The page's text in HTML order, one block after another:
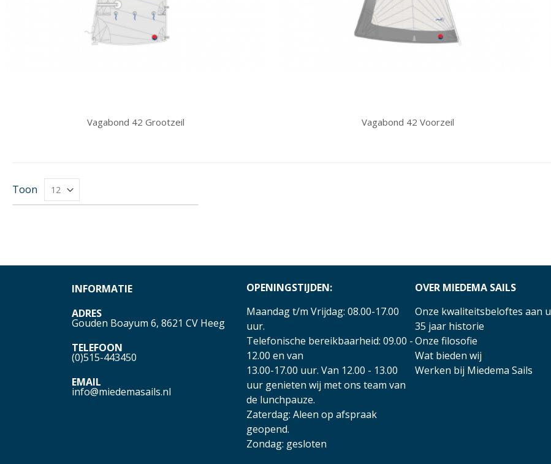
Vagabond 42 Grootzeil Vagabond 42 Voorzeil
Toon
INFORMATIE
ADRES
Gouden Boayum 6, 8621 CV Heeg
TELEFOON
(0)515-443450
EMAIL
info@miedemasails.nl
OPENINGSTIJDEN:
Maandag t/m Vrijdag: 08.00-17.00
uur.
Telefonische bereikbaarheid: 09.00 -
12.00 en van
13.00-17.00 uur. Van 12.00 - 13.00
uur genieten wij met ons team van
de lunchpauze.
Zaterdag: Aleen op afspraak
geopend.
Zondag: gesloten
OVER MIEDEMA SAILS
Onze kwaliteitsbeloftes aan u
35 jaar historie
Onze filosofie
Wat bieden wij
Werken bij Miedema Sails